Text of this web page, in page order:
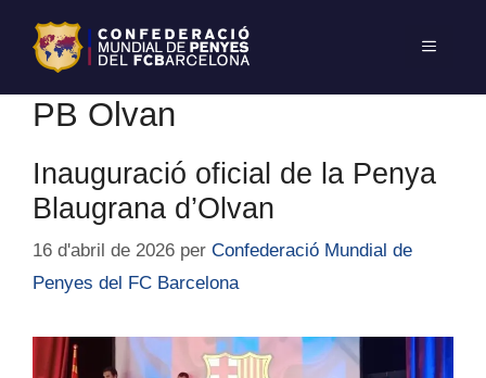
PB Olvan
Inauguració oficial de la Penya
Blaugrana d’Olvan
16 d'abril de 2026 per Confederació Mundial de
Penyes del FC Barcelona